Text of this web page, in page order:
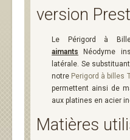
version
Le Périgord à
aimants Néodyme
latérale. Se
notre Perigord à billes
permettent ainsi de
aux platines en acier
Matières